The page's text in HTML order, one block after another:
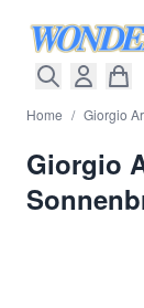
Home / Giorgio
Giorgio